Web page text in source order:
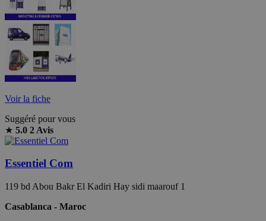
Voir la fiche
Suggéré pour vous
★ 5.0 2 Avis
Essentiel Com
119 bd Abou Bakr El Kadiri Hay sidi maarouf 1
Casablanca - Maroc